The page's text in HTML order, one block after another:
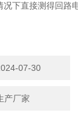
况下直接测得回路
07-30
产厂家